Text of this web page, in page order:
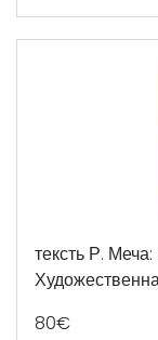
тексть Р.
80€